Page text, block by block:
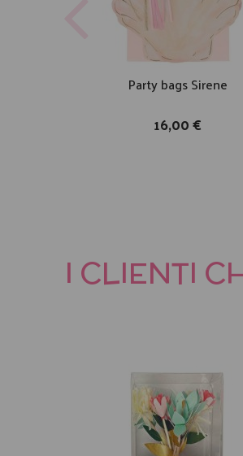
Party bags Sirene
16,00 €
I CLIENTI